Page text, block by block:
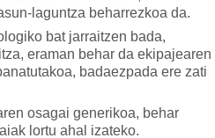
laguntza beharrezkoa da.
bat jarraitzen bada,
eraman behar da ekipajearen
badaezpada ere zati
osagai generikoa, behar
lortu ahal izateko.